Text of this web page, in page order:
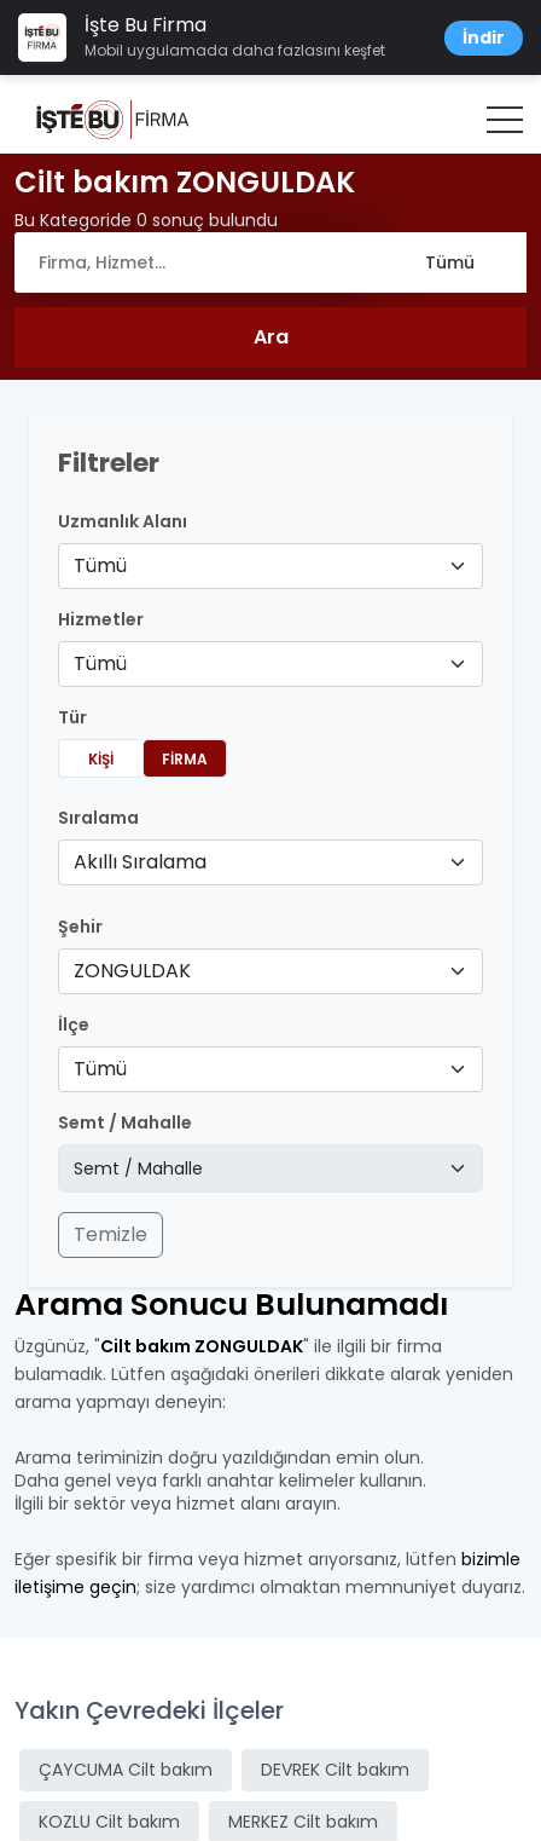
İşte Bu Firma
Mobil uygulamada daha fazlasını keşfet
İndir
Cilt bakım ZONGULDAK
Bu Kategoride 0 sonuç bulundu
Filtreler
Uzmanlık Alanı
Tümü
Hizmetler
Tümü
Tür
KIŞI FIRMA
Sıralama
Akıllı Sıralama
Şehir
ZONGULDAK
İlçe
Tümü
Semt / Mahalle
Temizle
Arama Sonucu Bulunamadı
Üzgünüz, "Cilt bakım ZONGULDAK" ile ilgili bir firma
bulamadık. Lütfen aşağıdaki önerileri dikkate alarak yeniden
arama yapmayı deneyin:
Arama teriminizin doğru yazıldığından emin olun.
Daha genel veya farklı anahtar kelimeler kullanın.
İlgili bir sektör veya hizmet alanı arayın.
Eğer spesifik bir firma veya hizmet arıyorsanız, lütfen bizimle
iletişime geçin; size yardımcı olmaktan memnuniyet duyarız.
Yakın Çevredeki İlçeler
ÇAYCUMA Cilt bakım DEVREK Cilt bakım
KOZLU Cilt bakım MERKEZ Cilt bakım